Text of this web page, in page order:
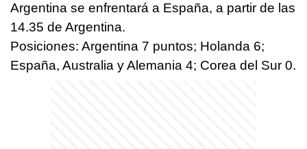
Argentina se enfrentará a España, a partir de las
14.35 de Argentina.
Posiciones: Argentina 7 puntos; Holanda 6;
España, Australia y Alemania 4; Corea del Sur 0.